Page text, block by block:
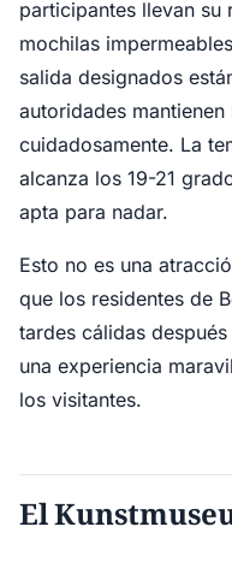
participantes llevan su
mochilas
salida designados
autoridades
cuidadosamente. La
alcanza los 19-21
apta para nadar.
Esto no es una
que los residentes de
tardes cálidas
una experiencia
los visitantes.
El